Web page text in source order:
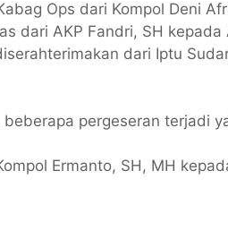
Ops dari Kompol Deni
dari AKP Fandri, SH
dari Iptu
pergeseran terjadi
Ermanto, SH, MH